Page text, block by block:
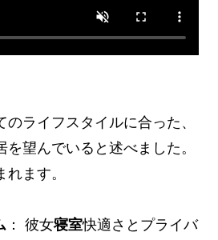
ライフスタイルに合った、
望んでいると述べました。
ます。
： 彼女寝室快適さとプライバ